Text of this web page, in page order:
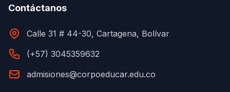
Contáctanos
Calle 31 # 44-30, Cartagena, Bolívar
(+57) 3045359632
admisiones@corpoeducar.edu.co